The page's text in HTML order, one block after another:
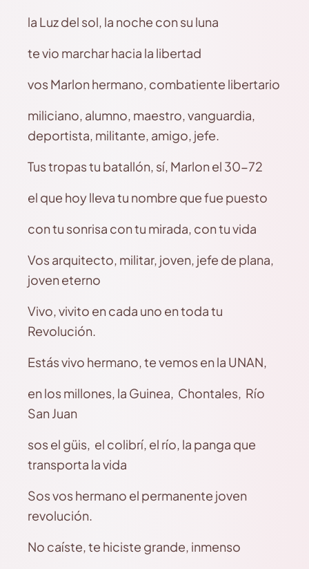
la Luz del sol, la noche con su luna
te vio marchar hacia la libertad
vos Marlon hermano, combatiente libertario
miliciano, alumno, maestro, vanguardia,
deportista, militante, amigo, jefe.
Tus tropas tu batallón, sí, Marlon el 30-72
el que hoy lleva tu nombre que fue puesto
con tu sonrisa con tu mirada, con tu vida
Vos arquitecto, militar, joven, jefe de plana,
joven eterno
Vivo, vivito en cada uno en toda tu
Revolución.
Estás vivo hermano, te vemos en la UNAN,
en los millones, la Guinea, Chontales, Río
San Juan
sos el güis, el colibrí, el río, la panga que
transporta la vida
Sos vos hermano el permanente joven
revolución.
No caíste, te hiciste grande, inmenso